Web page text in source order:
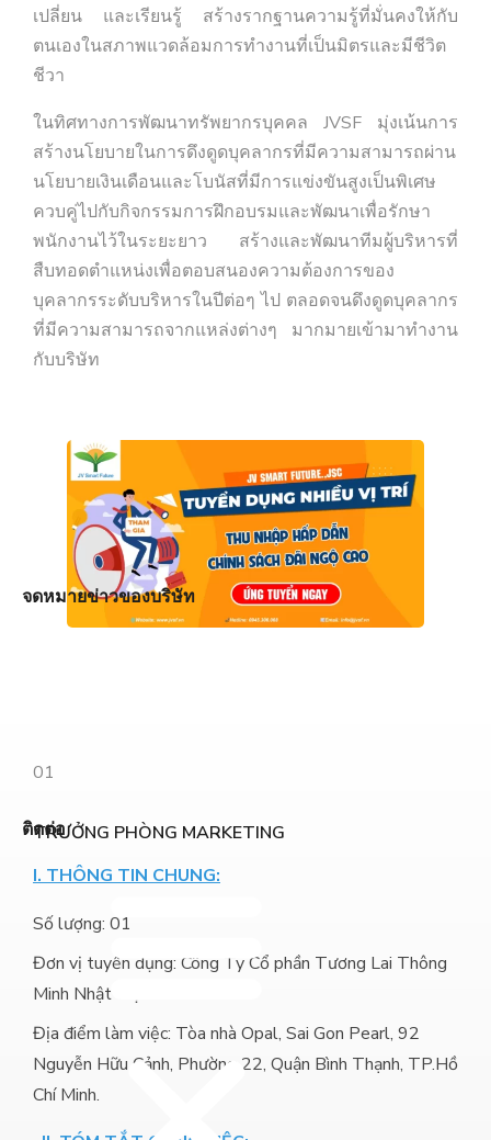
จดหมายข่าวของบริษัท
ติดต่อ
เปลี่ยน และเรียนรู้ สร้างรากฐานความรู้ที่มั่นคงให้กับ
ตนเองในสภาพแวดล้อมการทำงานที่เป็นมิตรและมีชีวิต
ชีวา
ในทิศทางการพัฒนาทรัพยากรบุคคล JVSF มุ่งเน้นการ
สร้างนโยบายในการดึงดูดบุคลากรที่มีความสามารถผ่าน
นโยบายเงินเดือนและโบนัสที่มีการแข่งขันสูงเป็นพิเศษ
ควบคู่ไปกับกิจกรรมการฝึกอบรมและพัฒนาเพื่อรักษา
พนักงานไว้ในระยะยาว สร้างและพัฒนาทีมผู้บริหารที่
สืบทอดตำแหน่งเพื่อตอบสนองความต้องการของ
บุคลากรระดับบริหารในปีต่อๆ ไป ตลอดจนดึงดูดบุคลากร
ที่มีความสามารถจากแหล่งต่างๆ มากมายเข้ามาทำงาน
กับบริษัท
01
TRƯỞNG PHÒNG MARKETING
I. THÔNG TIN CHUNG:
Số lượng: 01
Đơn vị tuyển dụng: Công Ty Cổ phần Tương Lai Thông
Minh Nhật Việt
Địa điểm làm việc: Tòa nhà Opal, Sai Gon Pearl, 92
Nguyễn Hữu Cảnh, Phường 22, Quận Bình Thạnh, TP.Hồ
Chí Minh.